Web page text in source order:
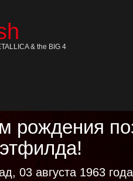
& the BIG 4
рождения
03 августа 1963